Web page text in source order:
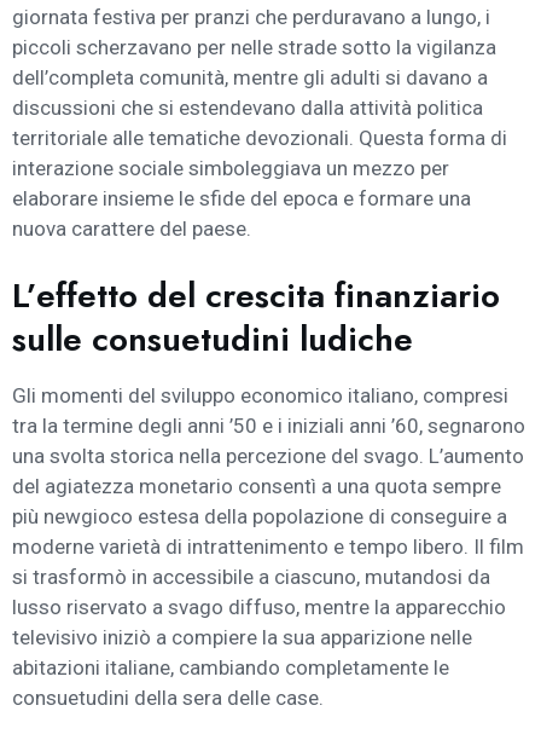
giornata festiva per pranzi che perduravano a lungo, i
piccoli scherzavano per nelle strade sotto la vigilanza
dell’completa comunità, mentre gli adulti si davano a
discussioni che si estendevano dalla attività politica
territoriale alle tematiche devozionali. Questa forma di
interazione sociale simboleggiava un mezzo per
elaborare insieme le sfide del epoca e formare una
nuova carattere del paese.
L’effetto del crescita finanziario
sulle consuetudini ludiche
Gli momenti del sviluppo economico italiano, compresi
tra la termine degli anni ’50 e i iniziali anni ’60, segnarono
una svolta storica nella percezione del svago. L’aumento
del agiatezza monetario consentì a una quota sempre
più newgioco estesa della popolazione di conseguire a
moderne varietà di intrattenimento e tempo libero. Il film
si trasformò in accessibile a ciascuno, mutandosi da
lusso riservato a svago diffuso, mentre la apparecchio
televisivo iniziò a compiere la sua apparizione nelle
abitazioni italiane, cambiando completamente le
consuetudini della sera delle case.